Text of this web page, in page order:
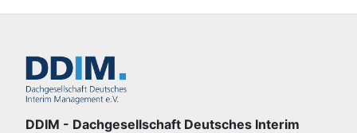
DDIM - Dachgesellschaft Deutsches Interim